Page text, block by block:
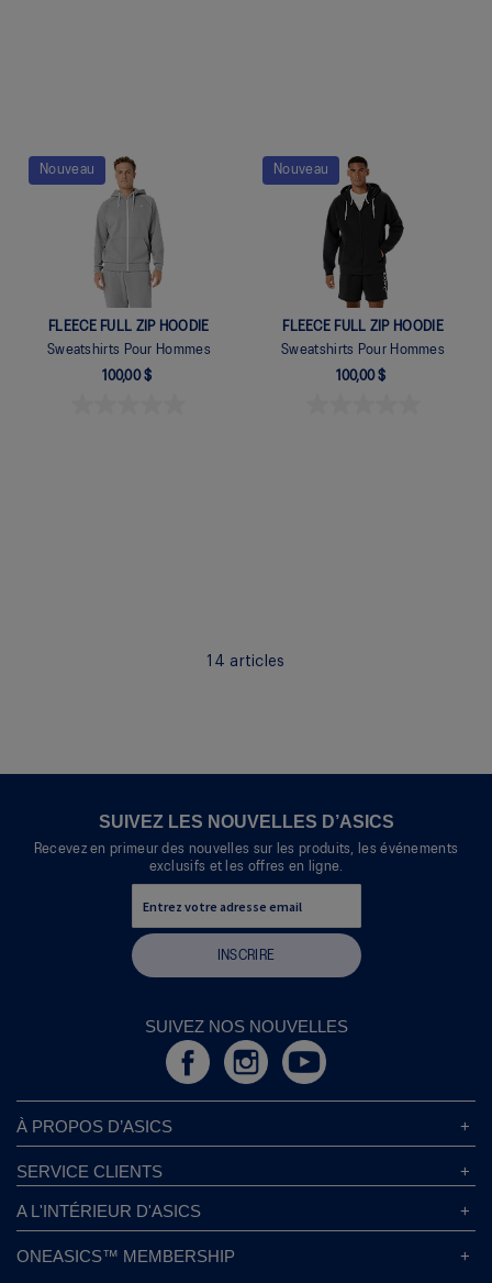
Nouveau
FLEECE FULL ZIP HOODIE
Sweatshirts Pour Hommes
100,00 $
Nouveau
FLEECE FULL ZIP HOODIE
Sweatshirts Pour Hommes
100,00 $
14 articles
SUIVEZ LES NOUVELLES D’ASICS
Recevez en primeur des nouvelles sur les produits, les événements
exclusifs et les offres en ligne.
INSCRIRE
SUIVEZ NOS NOUVELLES
À PROPOS D’ASICS
Responsabilités d’entreprise
Politique de Confidentialité
SERVICE CLIENTS
Magasins ASICS
Localisateur de Magasin
Politique de Retour
A L'INTÉRIEUR D'ASICS
Durabilité
ONEASICS™ MEMBERSHIP